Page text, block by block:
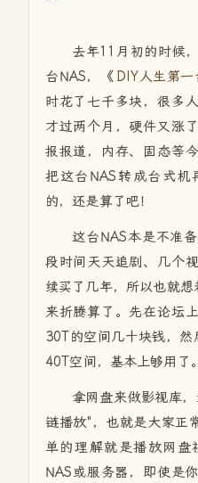
去年11月初的时候
台NAS，《 DIY人生第一
时花了七千多块，很多
才过两个月，硬件又涨
报报道，内存、固态等
把这台NAS转成台式机
的，还是算了吧！
这台NAS本是不准
段时间天天追剧、几个
续买了几年，所以也就
来折腾算了。先在论坛
30T的空间几十块钱，
40T空间，基本上够用了。
拿网盘来做影视库
链播放"，也就是大家正
单的理解就是播放网盘
NAS或服务器，即使是